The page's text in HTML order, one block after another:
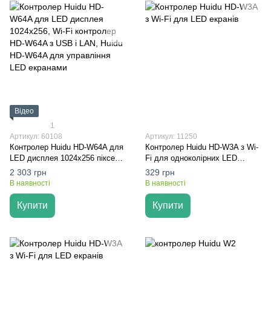
Відео
1
Артикул: 60108
Контролер Huidu HD-W64A для
LED дисплея 1024х256 пікселів
| USB, LAN, Wi-Fi | Дворик Лед
2 303 грн
В наявності
Купити
Артикул: 11250
Контролер Huidu HD-W3A з Wi-
Fi для одноколірних LED
екранів
329 грн
В наявності
Купити